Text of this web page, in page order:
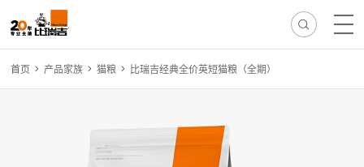
热门搜索: 无谷 冻干 离乳 免疫 减肥 毛球 骨骼
首页 产品家族 猫粮 比瑞吉经典全价英短猫粮（全期）